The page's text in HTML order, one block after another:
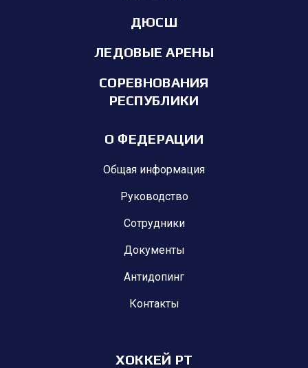
ДЮСШ
ЛЕДОВЫЕ АРЕНЫ
СОРЕВНОВАНИЯ
РЕСПУБЛИКИ
О ФЕДЕРАЦИИ
Общая информация
Руководство
Сотрудники
Документы
Антидопинг
Контакты
ХОККЕЙ РТ